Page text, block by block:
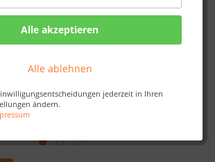
Alle akzeptieren
Alle ablehnen
jederzeit in Ihren
ändern.